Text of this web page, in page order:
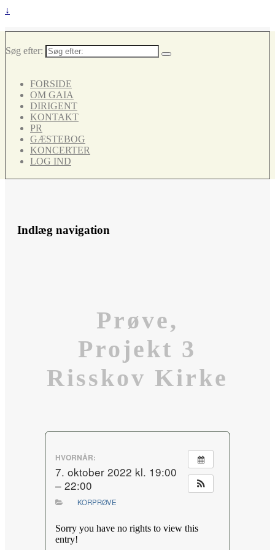
↓
Søg efter:
FORSIDE
OM GAIA
DIRIGENT
KONTAKT
PR
GÆSTEBOG
KONCERTER
LOG IND
Indlæg navigation
Prøve,
Projekt 3
Risskov Kirke
HVORNÅR:
7. oktober 2022 kl. 19:00
– 22:00
KORPRØVE
Sorry you have no rights to view this
entry!